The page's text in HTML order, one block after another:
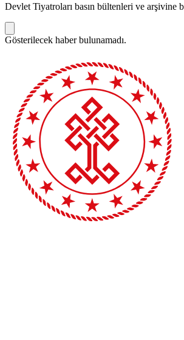
Devlet Tiyatroları basın bültenleri ve arşivine
Gösterilecek haber bulunamadı.